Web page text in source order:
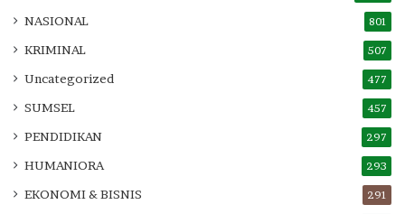
NASIONAL 801
KRIMINAL 507
Uncategorized 477
SUMSEL 457
PENDIDIKAN 297
HUMANIORA 293
EKONOMI & BISNIS 291